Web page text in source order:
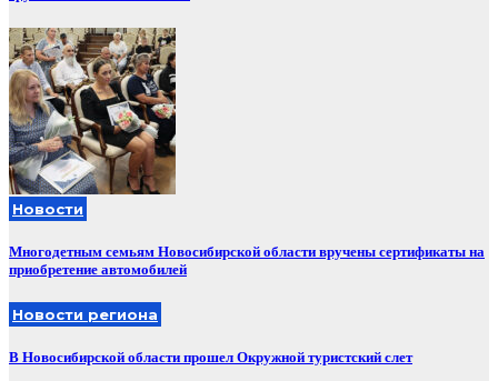
Новости
Многодетным семьям Новосибирской области вручены сертификаты на
приобретение автомобилей
Новости региона
В Новосибирской области прошел Окружной туристский слет